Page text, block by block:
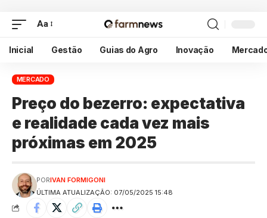
Aa
Inicial Gestão Guias do Agro Inovação
MERCADO
Preço do bezerro: expectativa
e realidade cada vez mais
próximas em 2025
ÚLTIMA ATUALIZAÇÃO: 07/05/2025 15:48
PORIVAN FORMIGONI